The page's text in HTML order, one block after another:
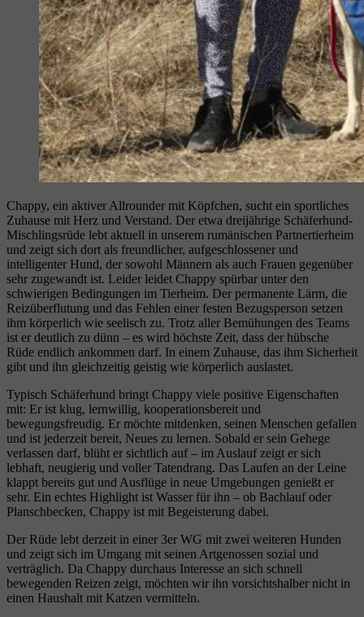
Chappy, ein aktiver Allrounder mit Köpfchen, sucht ein sportliches
Zuhause mit Herz und Verstand. Der etwa dreijährige Schäferhund-
Mischlingsrüde lebt aktuell in unserem rumänischen Partnertierheim
und zeigt sich dort als freundlicher, aufgeschlossener und
intelligenter Hund, der sowohl Männern als auch Frauen gegenüber
sehr zugewandt ist. Leider leidet Chappy spürbar unter den
schwierigen Bedingungen im Tierheim. Der permanente Lärm, die
Reizüberflutung und das Fehlen einer festen Bezugsperson setzen
ihm körperlich wie seelisch zu. Trotz aller Bemühungen des Teams
ist er deutlich zu dünn – es wird höchste Zeit, dass der hübsche
Rüde endlich ankommen darf. In einem Zuhause, das ihm Sicherheit
gibt und ihn gleichzeitig geistig wie körperlich auslastet.
Typisch Schäferhund bringt Chappy viele positive Eigenschaften
mit: Er ist klug, lernwillig, kooperationsbereit und
bewegungsfreudig. Er möchte mitdenken, seinen Menschen gefallen
und ist jederzeit bereit, Neues zu lernen. Sobald er sein Gehege
verlassen darf, blüht er sichtlich auf – im Auslauf zeigt er sich
lebhaft, neugierig und voller Tatendrang. Das Laufen an der Leine
klappt bereits gut und Ausflüge in neue Umgebungen genießt er
sehr. Ein echtes Highlight ist Wasser für ihn – ob Bachlauf oder
Planschbecken, Chappy ist mit Begeisterung dabei.
Der Rüde lebt derzeit in einer 3er WG mit zwei weiteren Hunden
und zeigt sich im Umgang mit seinen Artgenossen sozial und
verträglich. Da Chappy durchaus Interesse an sich schnell
bewegenden Reizen zeigt, möchten wir ihn vorsichtshalber nicht in
einen Haushalt mit Katzen vermitteln.